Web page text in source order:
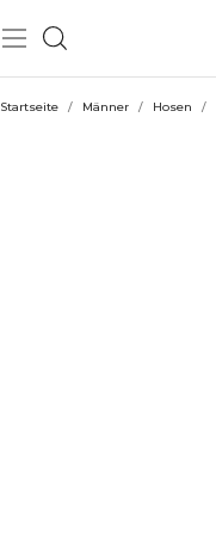
Startseite / Männer / Hosen /